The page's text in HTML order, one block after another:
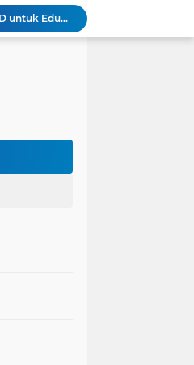
Wali Kota Pariaman Bagikan Bibit Ikan Koi kepada Siswa SD untuk Edukasi Perikanan
Wali Kota Pariaman Salurkan Bantuan bagi Korban Pohon Tumbang, Rumah Rusak Berat Akan Dibedah
Wali Kota Pariaman Lepas Kontingen Pramuka ke Jambore Nasional XII di Cibubur